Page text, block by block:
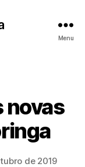
Menu
novas
de 2019